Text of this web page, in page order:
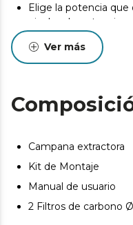
Elige la potencia que
niveles de potencia
una función booster
succión para cuando
humo.
Protégete de la
Iluminación LED:
está en
mejora tanto la
Ver más
Campana extractora
Kit de Montaje
Manual de usuario
2 Filtros de carbono